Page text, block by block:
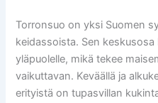
Torronsuo on yksi Suomen
keidassoista. Sen
yläpuolelle, mikä tekee
vaikuttavan. Keväällä ja
erityistä on tupasvillan